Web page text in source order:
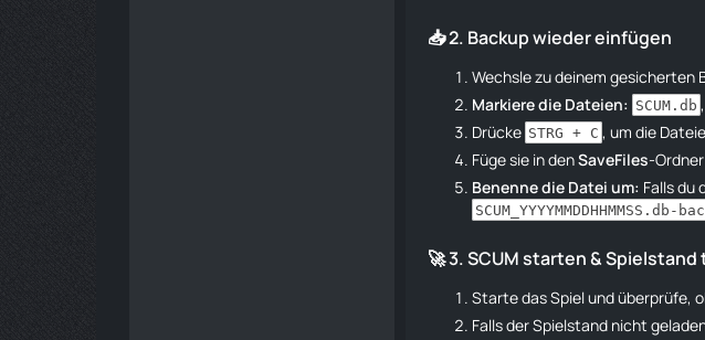
📥 2. Backup wieder einfügen
Wechsle zu deinem gesicherten
Markiere die Dateien: SCUM.db ,
Drücke STRG + C , um die
Füge sie in denSaveFiles-
Benenne die Datei um: Falls du
SCUM_YYYYMMDDHHMMSS.db-
🚀 3. SCUM starten &
Starte das Spiel und überprüfe,
Falls der Spielstand nicht